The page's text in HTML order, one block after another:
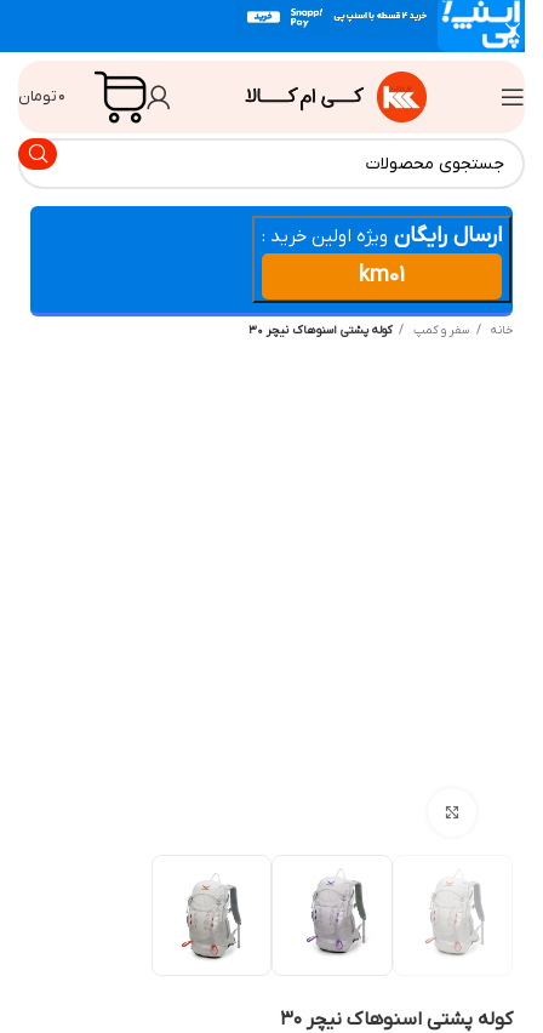
تومان
ارسال رایگان ویژه اولین خرید :
km01
سفر و کمپ کوله پشتی اسنوهاک نیچر ۳۰
بزرگنمایی تصویر
پشتی اسنوهاک نیچر ۳۰